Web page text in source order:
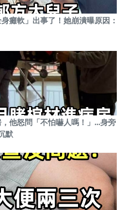
癱軟」出事了！她崩潰曝原因：
他怒問「不怕嚇人嗎！」...身旁
默